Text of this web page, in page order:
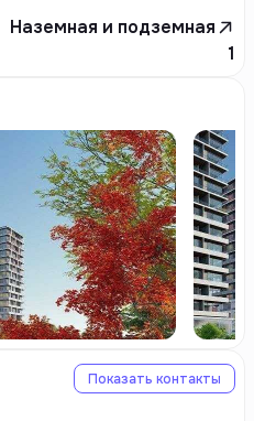
Наземная и подземная
1
Показать контакты